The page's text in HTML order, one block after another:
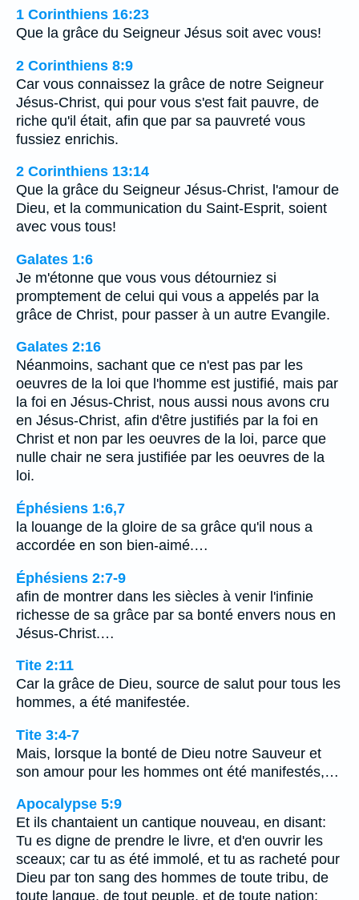
1 Corinthiens 16:23
Que la grâce du Seigneur Jésus soit avec vous!
2 Corinthiens 8:9
Car vous connaissez la grâce de notre Seigneur
Jésus-Christ, qui pour vous s'est fait pauvre, de
riche qu'il était, afin que par sa pauvreté vous
fussiez enrichis.
2 Corinthiens 13:14
Que la grâce du Seigneur Jésus-Christ, l'amour de
Dieu, et la communication du Saint-Esprit, soient
avec vous tous!
Galates 1:6
Je m'étonne que vous vous détourniez si
promptement de celui qui vous a appelés par la
grâce de Christ, pour passer à un autre Evangile.
Galates 2:16
Néanmoins, sachant que ce n'est pas par les
oeuvres de la loi que l'homme est justifié, mais par
la foi en Jésus-Christ, nous aussi nous avons cru
en Jésus-Christ, afin d'être justifiés par la foi en
Christ et non par les oeuvres de la loi, parce que
nulle chair ne sera justifiée par les oeuvres de la
loi.
Éphésiens 1:6,7
la louange de la gloire de sa grâce qu'il nous a
accordée en son bien-aimé.…
Éphésiens 2:7-9
afin de montrer dans les siècles à venir l'infinie
richesse de sa grâce par sa bonté envers nous en
Jésus-Christ.…
Tite 2:11
Car la grâce de Dieu, source de salut pour tous les
hommes, a été manifestée.
Tite 3:4-7
Mais, lorsque la bonté de Dieu notre Sauveur et
son amour pour les hommes ont été manifestés,…
Apocalypse 5:9
Et ils chantaient un cantique nouveau, en disant:
Tu es digne de prendre le livre, et d'en ouvrir les
sceaux; car tu as été immolé, et tu as racheté pour
Dieu par ton sang des hommes de toute tribu, de
toute langue, de tout peuple, et de toute nation;